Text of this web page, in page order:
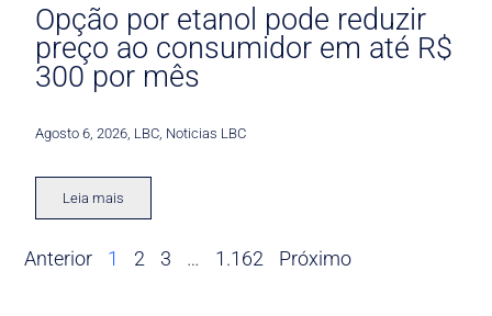
Opção por etanol pode reduzir
preço ao consumidor em até R$
300 por mês
Agosto 6, 2026 LBC Noticias LBC
Leia mais
Anterior 1 2 3 … 1.162 Próximo